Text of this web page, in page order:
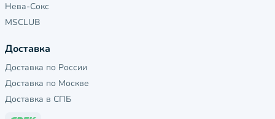
Нева-Сокс
MSCLUB
Доставка
Доставка по России
Доставка по Москве
Доставка в СПБ